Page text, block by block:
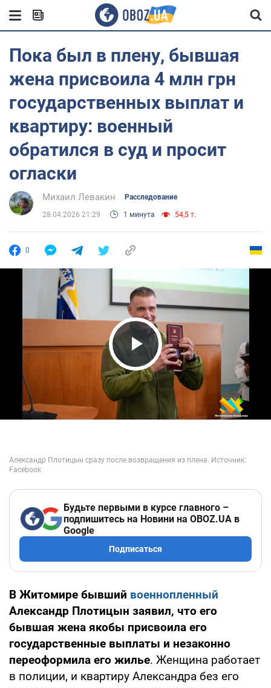
Пока был в плену, бывшая
жена присвоила 4 млн грн
государственных выплат и
квартиру: военный
обратился в суд и просит
огласки
Михаил Левакин Расследование
28.04.2026 21:29 1 минута 54,5 т.
0
Play Video
Будьте первыми в курсе главного –
подпишитесь на Новини на OBOZ.UA в
Google
Подписаться
В Житомире бывший военнопленный
Александр Плотицын заявил, что его
бывшая жена якобы присвоила его
государственные выплаты и незаконно
переоформила его жилье. Женщина работает
в полиции, и квартиру Александра без его